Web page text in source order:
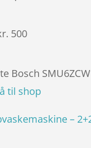
500
Bosch
til shop
–